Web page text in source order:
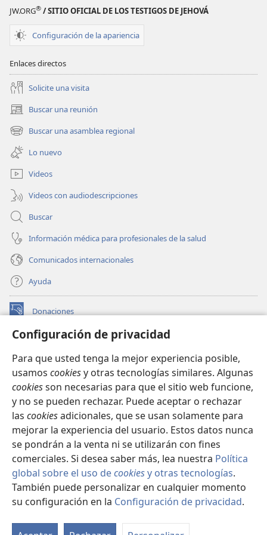
Configuración de privacidad
Para que usted tenga la mejor experiencia posible,
usamos cookiesy otras tecnologías similares. Algunas
cookiesson necesarias para que el sitio web funcione,
y no se pueden rechazar. Puede aceptar o rechazar
las cookiesadicionales, que se usan solamente para
mejorar la experiencia del usuario. Estos datos nunca
se pondrán a la venta ni se utilizarán con fines
comerciales. Si desea saber más, lea nuestra Política
global sobre el uso decookiesy otras tecnologías.
También puede personalizar en cualquier momento
su configuración en la Configuración de privacidad.
de 2014 |
de
de 2014 |
de
JW.ORG® / SITIO OFICIAL DE LOS TESTIGOS DE JEHOVÁ
Configuración de la apariencia
Enlaces directos
Solicite una visita
Buscar una reunión
(abre
una
nueva
ventana)
Buscar una asamblea regional
(abre
una
nueva
ventana)
Lo nuevo
Videos
Videos con audiodescripciones
Buscar
Información médica para profesionales de la salud
Comunicados internacionales
Ayuda
Donaciones
(abre
nueva BIBLIOTECA EN LÍNEA Watchtower™
una
nueva
ventana)
JW Hub
(abre
una
nueva
ventana)
JW Library
Watchtower Library
Copyright© 2026 Watch Tower Bible and Tract Society of Pennsylvania.
CONDICIONES DE USO|POLÍTICA DE PRIVACIDAD|
CONFIGURACIÓN DE PRIVACIDAD